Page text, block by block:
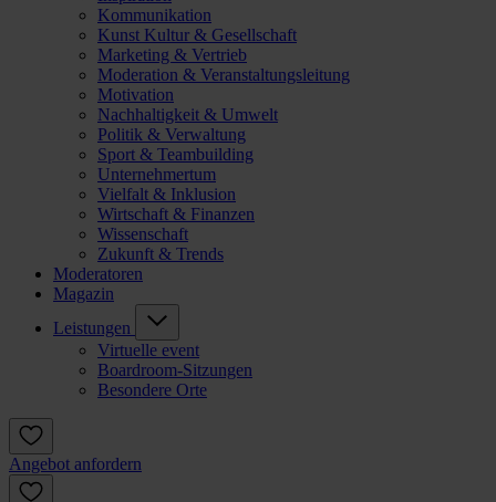
Kommunikation
Kunst Kultur & Gesellschaft
Marketing & Vertrieb
Moderation & Veranstaltungsleitung
Motivation
Nachhaltigkeit & Umwelt
Politik & Verwaltung
Sport & Teambuilding
Unternehmertum
Vielfalt & Inklusion
Wirtschaft & Finanzen
Wissenschaft
Zukunft & Trends
Moderatoren
Magazin
Leistungen
Virtuelle event
Boardroom-Sitzungen
Besondere Orte
Angebot anfordern